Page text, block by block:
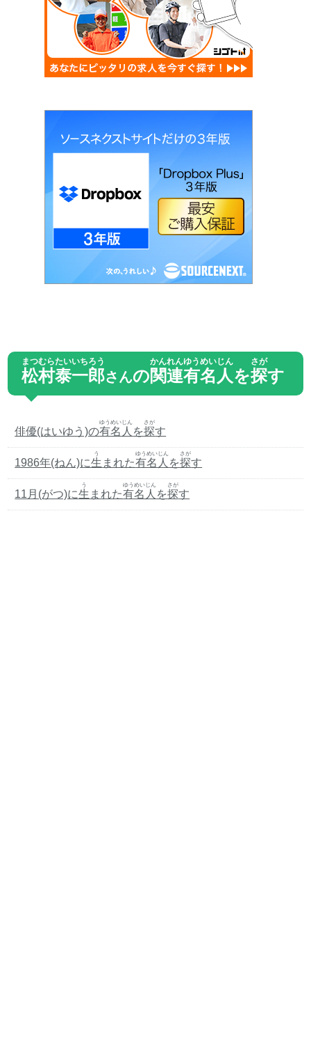
松村泰一郎
まつむらたいいちろう
さんの関連
かんれん
有名人
ゆうめいじん
を探
さが
す
俳優(はいゆう)の有名人
ゆうめいじん
を探
さが
す
1986年(ねん)に生
う
まれた有名人
ゆうめいじん
を探
さが
す
11月(がつ)に生
う
まれた有名人
ゆうめいじん
を探
さが
す